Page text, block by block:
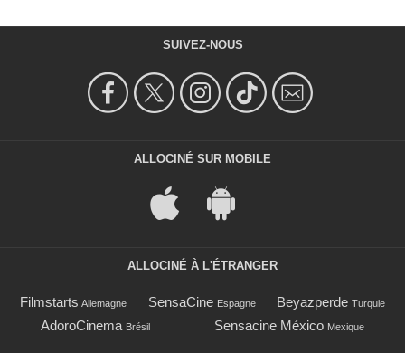
SUIVEZ-NOUS
ALLOCINÉ SUR MOBILE
ALLOCINÉ À L'ÉTRANGER
Filmstarts Allemagne SensaCine Espagne Beyazperde Turquie
AdoroCinema Brésil Sensacine México Mexique